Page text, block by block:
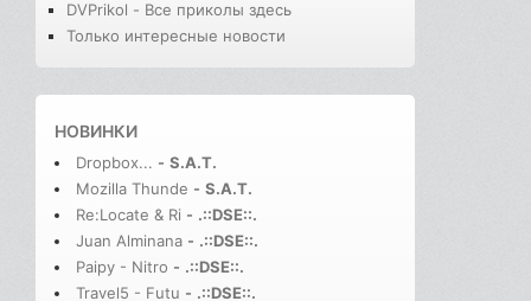
DVPrikol - Все приколы здесь
Только интересные новости
НОВИНКИ
Dropbox... - S.A.T.
Mozilla Thunde - S.A.T.
Re:Locate & Ri - .::DSE::.
Juan Alminana - .::DSE::.
Paipy - Nitro - .::DSE::.
Travel5 - Futu - .::DSE::.